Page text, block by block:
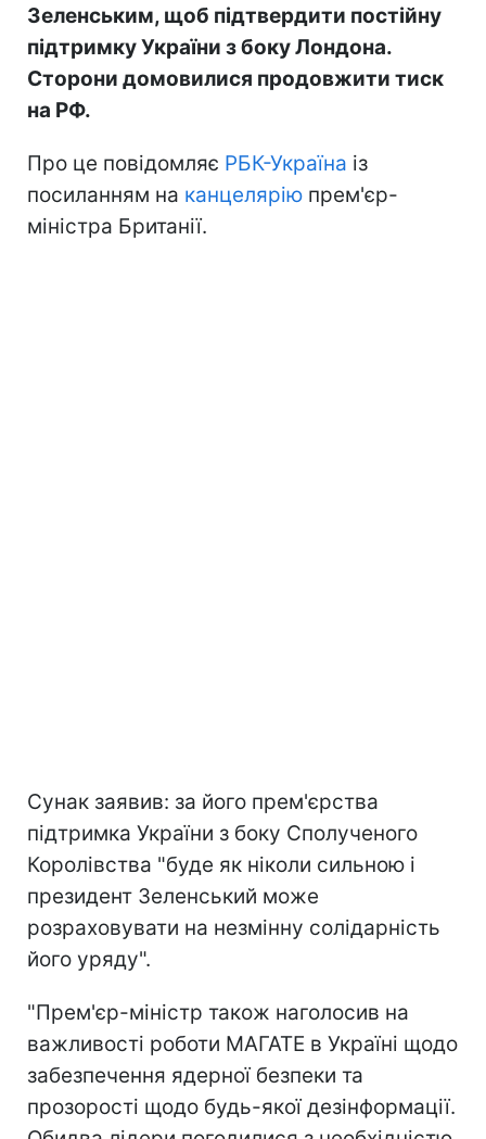
Зеленським, щоб підтвердити постійну
підтримку України з боку Лондона.
Сторони домовилися продовжити тиск
на РФ.
Про це повідомляє РБК-Україна із
посиланням на канцелярію прем'єр-
міністра Британії.
Сунак заявив: за його прем'єрства
підтримка України з боку Сполученого
Королівства "буде як ніколи сильною і
президент Зеленський може
розраховувати на незмінну солідарність
його уряду".
"Прем'єр-міністр також наголосив на
важливості роботи МАГАТЕ в Україні щодо
забезпечення ядерної безпеки та
прозорості щодо будь-якої дезінформації.